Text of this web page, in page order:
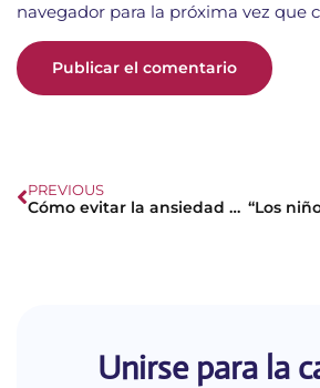
navegador para la próxima vez que
PREVIOUS
Cómo evitar la ansiedad y el estrés al estudiar
Unirse para la